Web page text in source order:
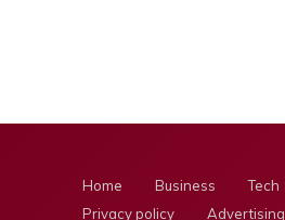
Home Business Tech
Privacy policy
Advertising